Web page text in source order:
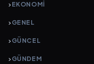
EKONOMI
GENEL
GÜNCEL
GÜNDEM